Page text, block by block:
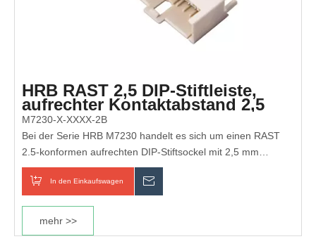
HRB RAST 2,5 DIP-Stiftleiste,
aufrechter Kontaktabstand 2,5
mm
M7230-X-XXXX-2B
Bei der Serie HRB M7230 handelt es sich um einen RAST
2.5-konformen aufrechten DIP-Stiftsockel mit 2,5 mm
Kontaktabstand, integrierter Verriegelung,
Positionierungszapfen und anpassbarer Kodierung. Es bietet
Verbindungen für Haushaltsgeräte, Automobilelektronik,
Industriesteuerungen und intelligente Geräte.
In den Einkaufswagen
mehr >>